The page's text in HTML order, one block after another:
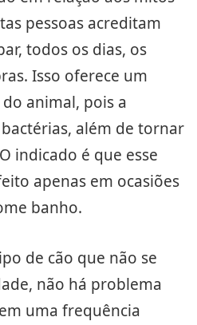
pessoas acreditam
todos os dias, os
Isso oferece um
animal, pois a
além de tornar
indicado é que esse
apenas em ocasiões
banho.
de cão que não se
não há problema
uma frequência